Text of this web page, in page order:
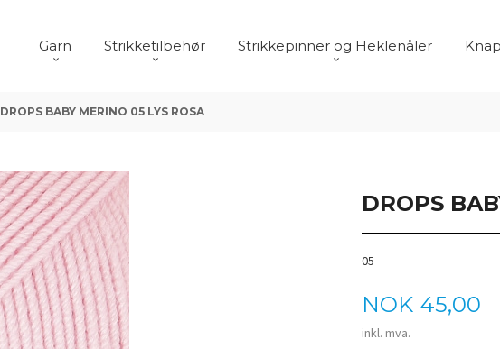
Garn Strikketilbehør Strikkepinner og Heklenåler
DROPS BABY MERINO 05 LYS ROSA
DROPS
05
Pris
NOK 45,00
inkl. mva.